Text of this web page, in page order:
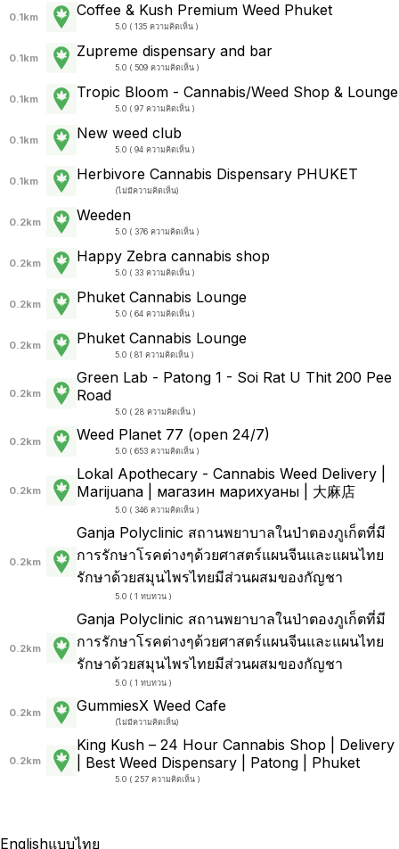
0.1km Coffee​ &​ Kush​ Premium Weed Phuket​
5.0 ( 135 ความคิดเห็น )
0.1km Zupreme dispensary and bar
5.0 ( 509 ความคิดเห็น )
0.1km Tropic Bloom - Cannabis/Weed Shop & Lounge
5.0 ( 97 ความคิดเห็น )
0.1km New weed club
5.0 ( 94 ความคิดเห็น )
0.1km Herbivore Cannabis Dispensary PHUKET
(ไม่มีความคิดเห็น)
0.2km Weeden
5.0 ( 376 ความคิดเห็น )
0.2km Happy Zebra cannabis shop
5.0 ( 33 ความคิดเห็น )
0.2km Phuket Cannabis Lounge
5.0 ( 64 ความคิดเห็น )
0.2km Phuket Cannabis Lounge
5.0 ( 81 ความคิดเห็น )
0.2km
Green Lab - Patong 1 - Soi Rat U Thit 200 Pee
Road
5.0 ( 28 ความคิดเห็น )
0.2km Weed Planet 77 (open 24/7)
5.0 ( 653 ความคิดเห็น )
0.2km
Lokal Apothecary - Cannabis Weed Delivery |
Marijuana | магазин марихуаны | 大麻店
5.0 ( 346 ความคิดเห็น )
0.2km
Ganja Polyclinic สถานพยาบาลในป่าตองภูเก็ตที่มี
การรักษาโรคต่างๆด้วยศาสตร์แผนจีนและแผนไทย
รักษาด้วยสมุนไพรไทยมีส่วนผสมของกัญชา
5.0 ( 1 ทบทวน )
0.2km
Ganja Polyclinic สถานพยาบาลในป่าตองภูเก็ตที่มี
การรักษาโรคต่างๆด้วยศาสตร์แผนจีนและแผนไทย
รักษาด้วยสมุนไพรไทยมีส่วนผสมของกัญชา
5.0 ( 1 ทบทวน )
0.2km GummiesX Weed Cafe
(ไม่มีความคิดเห็น)
0.2km
King Kush – 24 Hour Cannabis Shop | Delivery
| Best Weed Dispensary | Patong | Phuket
5.0 ( 257 ความคิดเห็น )
Englishแบบไทย